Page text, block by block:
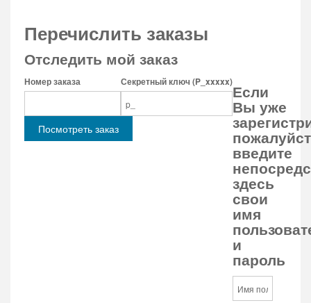
Перечислить заказы
Отследить мой заказ
Номер заказа Секретный ключ (P_xxxxx)Если
Вы уже
введите
здесь
свои
имя
и
пароль